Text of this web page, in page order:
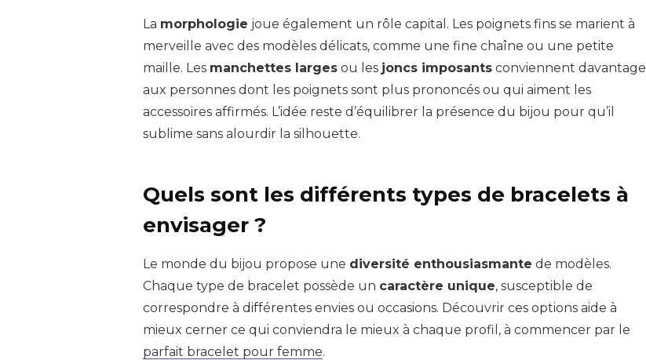
La morphologie joue également un rôle capital. Les poignets fins se marient à
merveille avec des modèles délicats, comme une fine chaîne ou une petite
maille. Les manchettes largesou les joncs imposantsconviennent davantage
aux personnes dont les poignets sont plus prononcés ou qui aiment les
accessoires affirmés. L’idée reste d’équilibrer la présence du bijou pour qu’il
sublime sans alourdir la silhouette.
Quels sont les différents types de bracelets à
envisager ?
Le monde du bijou propose une diversité enthousiasmante de modèles.
Chaque type de bracelet possède un caractère unique, susceptible de
correspondre à différentes envies ou occasions. Découvrir ces options aide à
mieux cerner ce qui conviendra le mieux à chaque profil, à commencer par le
parfait bracelet pour femme.